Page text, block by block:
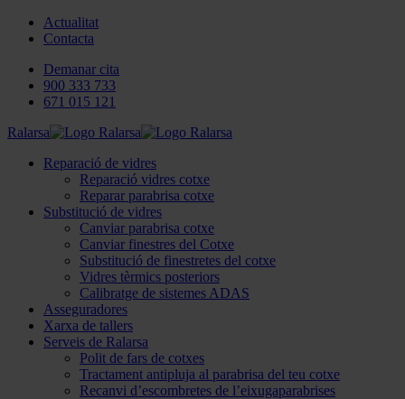
Actualitat
Contacta
Demanar cita
900 333 733
671 015 121
Ralarsa
Reparació de vidres
Reparació vidres cotxe
Reparar parabrisa cotxe
Substitució de vidres
Canviar parabrisa cotxe
Canviar finestres del Cotxe
Substitució de finestretes del cotxe
Vidres tèrmics posteriors
Calibratge de sistemes ADAS
Asseguradores
Xarxa de tallers
Serveis de Ralarsa
Polit de fars de cotxes
Tractament antipluja al parabrisa del teu cotxe
Recanvi d’escombretes de l’eixugaparabrises